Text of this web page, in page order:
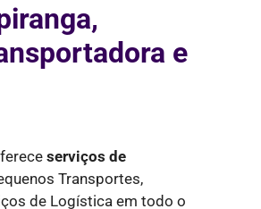
e
serviços de
Transportes,
de Logística em todo o